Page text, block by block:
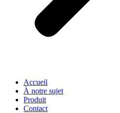
Accueil
À notre sujet
Produit
Contact